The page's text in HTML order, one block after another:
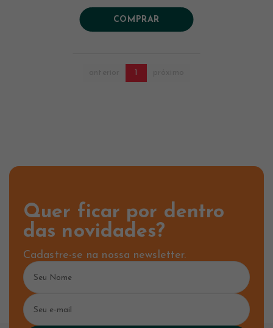
COMPRAR
1
Quer ficar por dentro
das novidades?
Cadastre-se na nossa newsletter.